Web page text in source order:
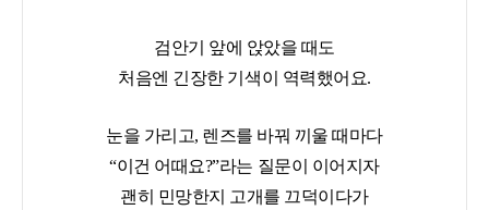
검안기 앞에 앉았을 때도
처음엔 긴장한 기색이 역력했어요.
눈을 가리고, 렌즈를 바꿔 끼울 때마다
“이건 어때요?”라는 질문이 이어지자
괜히 민망한지 고개를 끄덕이다가